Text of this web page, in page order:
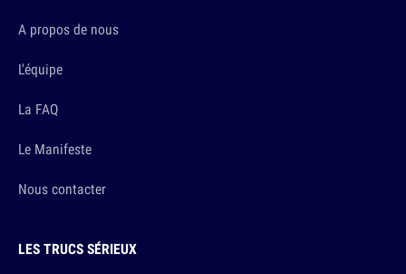
A propos de nous
L'équipe
La FAQ
Le Manifeste
Nous contacter
LES TRUCS SÉRIEUX